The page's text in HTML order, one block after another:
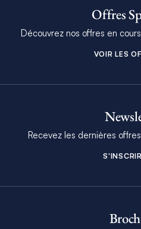
Offres
Découvrez nos offres en
VOIR LES
Recevez les dernières